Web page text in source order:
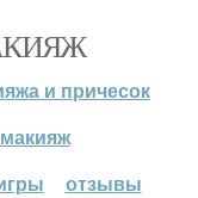
и причесок
отзывы